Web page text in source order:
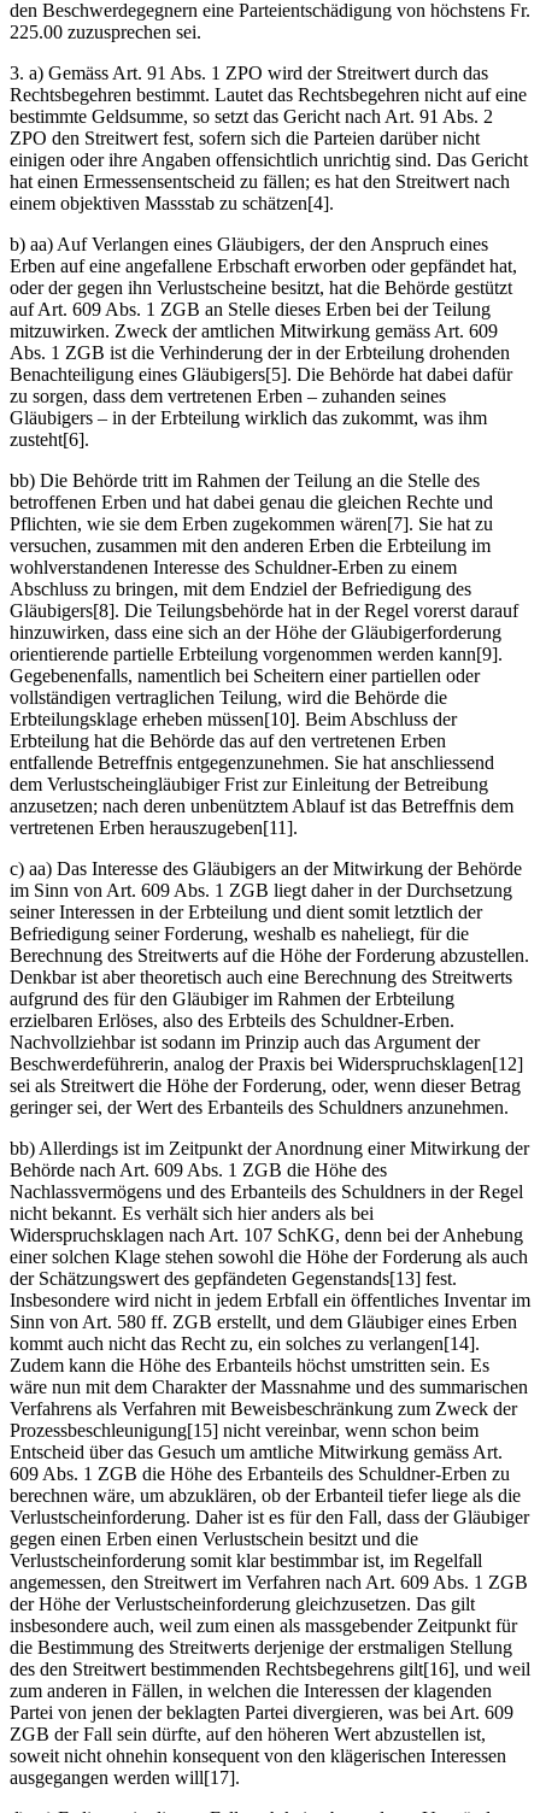
den Beschwerdegegnern eine Parteientschädigung von höchstens Fr.
225.00 zuzusprechen sei.
3. a) Gemäss Art. 91 Abs. 1 ZPO wird der Streitwert durch das
Rechtsbegehren bestimmt. Lautet das Rechtsbegehren nicht auf eine
bestimmte Geldsumme, so setzt das Gericht nach Art. 91 Abs. 2
ZPO den Streitwert fest, sofern sich die Parteien darüber nicht
einigen oder ihre Angaben offensichtlich unrichtig sind. Das Gericht
hat einen Ermessensentscheid zu fällen; es hat den Streitwert nach
einem objektiven Massstab zu schätzen[4].
b) aa) Auf Verlangen eines Gläubigers, der den Anspruch eines
Erben auf eine angefallene Erbschaft erworben oder gepfändet hat,
oder der gegen ihn Verlustscheine besitzt, hat die Behörde gestützt
auf Art. 609 Abs. 1 ZGB an Stelle dieses Erben bei der Teilung
mitzuwirken. Zweck der amtlichen Mitwirkung gemäss Art. 609
Abs. 1 ZGB ist die Verhinderung der in der Erbteilung drohenden
Benachteiligung eines Gläubigers[5]. Die Behörde hat dabei dafür
zu sorgen, dass dem vertretenen Erben – zuhanden seines
Gläubigers – in der Erbteilung wirklich das zukommt, was ihm
zusteht[6].
bb) Die Behörde tritt im Rahmen der Teilung an die Stelle des
betroffenen Erben und hat dabei genau die gleichen Rechte und
Pflichten, wie sie dem Erben zugekommen wären[7]. Sie hat zu
versuchen, zusammen mit den anderen Erben die Erbteilung im
wohlverstandenen Interesse des Schuldner-Erben zu einem
Abschluss zu bringen, mit dem Endziel der Befriedigung des
Gläubigers[8]. Die Teilungsbehörde hat in der Regel vorerst darauf
hinzuwirken, dass eine sich an der Höhe der Gläubigerforderung
orientierende partielle Erbteilung vorgenommen werden kann[9].
Gegebenenfalls, namentlich bei Scheitern einer partiellen oder
vollständigen vertraglichen Teilung, wird die Behörde die
Erbteilungsklage erheben müssen[10]. Beim Abschluss der
Erbteilung hat die Behörde das auf den vertretenen Erben
entfallende Betreffnis entgegenzunehmen. Sie hat anschliessend
dem Verlustscheingläubiger Frist zur Einleitung der Betreibung
anzusetzen; nach deren unbenütztem Ablauf ist das Betreffnis dem
vertretenen Erben herauszugeben[11].
c) aa) Das Interesse des Gläubigers an der Mitwirkung der Behörde
im Sinn von Art. 609 Abs. 1 ZGB liegt daher in der Durchsetzung
seiner Interessen in der Erbteilung und dient somit letztlich der
Befriedigung seiner Forderung, weshalb es naheliegt, für die
Berechnung des Streitwerts auf die Höhe der Forderung abzustellen.
Denkbar ist aber theoretisch auch eine Berechnung des Streitwerts
aufgrund des für den Gläubiger im Rahmen der Erbteilung
erzielbaren Erlöses, also des Erbteils des Schuldner-Erben.
Nachvollziehbar ist sodann im Prinzip auch das Argument der
Beschwerdeführerin, analog der Praxis bei Widerspruchsklagen[12]
sei als Streitwert die Höhe der Forderung, oder, wenn dieser Betrag
geringer sei, der Wert des Erbanteils des Schuldners anzunehmen.
bb) Allerdings ist im Zeitpunkt der Anordnung einer Mitwirkung der
Behörde nach Art. 609 Abs. 1 ZGB die Höhe des
Nachlassvermögens und des Erbanteils des Schuldners in der Regel
nicht bekannt. Es verhält sich hier anders als bei
Widerspruchsklagen nach Art. 107 SchKG, denn bei der Anhebung
einer solchen Klage stehen sowohl die Höhe der Forderung als auch
der Schätzungswert des gepfändeten Gegenstands[13] fest.
Insbesondere wird nicht in jedem Erbfall ein öffentliches Inventar im
Sinn von Art. 580 ff. ZGB erstellt, und dem Gläubiger eines Erben
kommt auch nicht das Recht zu, ein solches zu verlangen[14].
Zudem kann die Höhe des Erbanteils höchst umstritten sein. Es
wäre nun mit dem Charakter der Massnahme und des summarischen
Verfahrens als Verfahren mit Beweisbeschränkung zum Zweck der
Prozessbeschleunigung[15] nicht vereinbar, wenn schon beim
Entscheid über das Gesuch um amtliche Mitwirkung gemäss Art.
609 Abs. 1 ZGB die Höhe des Erbanteils des Schuldner-Erben zu
berechnen wäre, um abzuklären, ob der Erbanteil tiefer liege als die
Verlustscheinforderung. Daher ist es für den Fall, dass der Gläubiger
gegen einen Erben einen Verlustschein besitzt und die
Verlustscheinforderung somit klar bestimmbar ist, im Regelfall
angemessen, den Streitwert im Verfahren nach Art. 609 Abs. 1 ZGB
der Höhe der Verlustscheinforderung gleichzusetzen. Das gilt
insbesondere auch, weil zum einen als massgebender Zeitpunkt für
die Bestimmung des Streitwerts derjenige der erstmaligen Stellung
des den Streitwert bestimmenden Rechtsbegehrens gilt[16], und weil
zum anderen in Fällen, in welchen die Interessen der klagenden
Partei von jenen der beklagten Partei divergieren, was bei Art. 609
ZGB der Fall sein dürfte, auf den höheren Wert abzustellen ist,
soweit nicht ohnehin konsequent von den klägerischen Interessen
ausgegangen werden will[17].